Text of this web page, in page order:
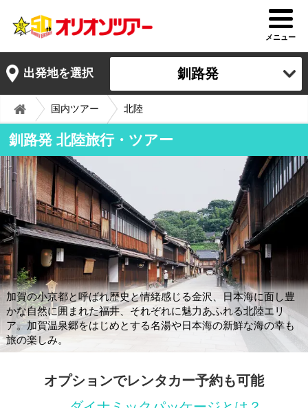
メニュー
出発地を選択 釧路発
国内ツアー 北陸
釧路発 北陸旅行・ツアー
加賀の小京都と呼ばれ歴史と情緒感じる金沢、日本海に面し豊
かな自然に囲まれた福井、それぞれに魅力あふれる北陸エリ
ア。加賀温泉郷をはじめとする名湯や日本海の新鮮な海の幸も
旅の楽しみ。
オプションでレンタカー予約も可能